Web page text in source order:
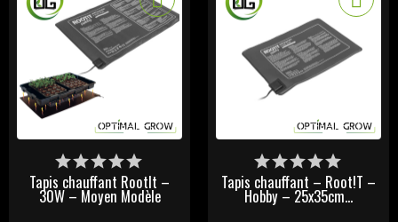
DERNIERS ARTICLES EN
STOCK
Tapis chauffant RootIt –
30W – Moyen Modèle
VICTIME DE SON SUCCÈS
Tapis chauffant – Root!T –
Hobby – 25x35cm...